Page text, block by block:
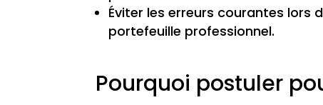
Éviter les erreurs courantes lors
portefeuille professionnel.
Pourquoi postuler